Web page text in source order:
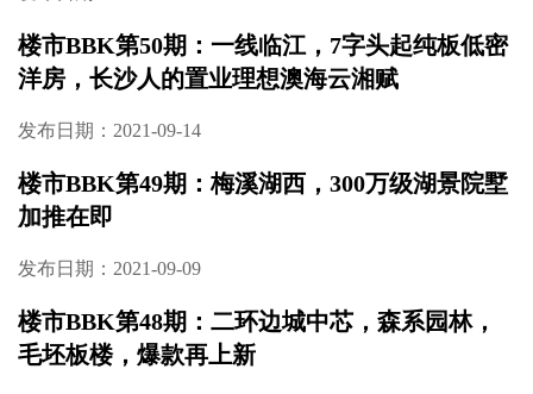
发布日期：2021-09-27
楼市BBK第50期：一线临江，7字头起纯板低密
洋房，长沙人的置业理想澳海云湘赋